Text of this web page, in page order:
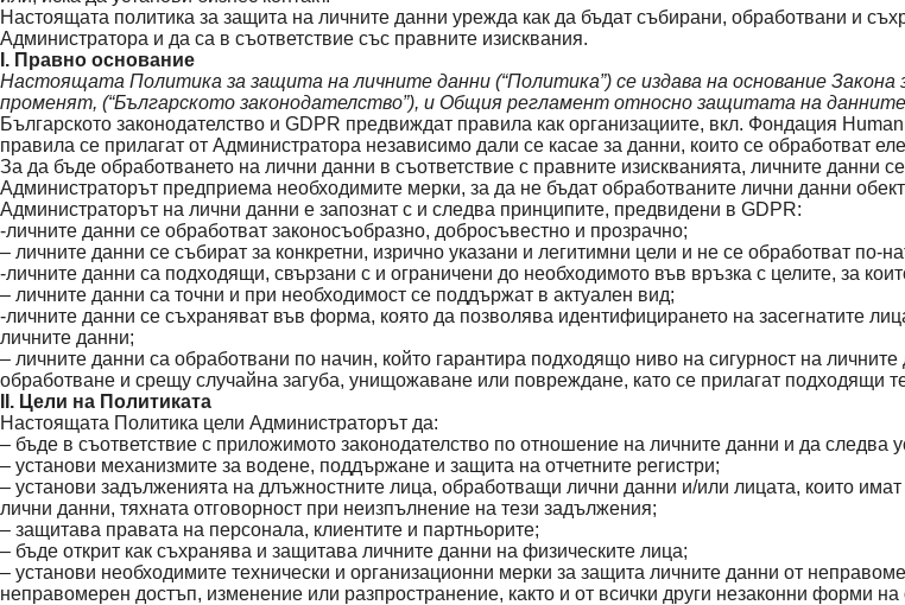
Настоящата политика за защита на личните данни урежда как да бъдат събирани, обработвани и
Администратора и да са в съответствие със правните изисквания.
I. Правно основание
Настоящата Политика за защита на личните данни (“Политика”) се издава на основание
променят, (“Българското законодателство”), и Общия регламент относно защитата на данните
Българското законодателство и GDPR предвиждат правила как организациите, вкл. Фондация
правила се прилагат от Администратора независимо дали се касае за данни, които се обработват
За да бъде обработването на лични данни в съответствие с правните изискванията, личните данни
Администраторът предприема необходимите мерки, за да не бъдат обработваните лични данни
Администраторът на лични данни е запознат с и следва принципите, предвидени в GDPR:
-личните данни се обработват законосъобразно, добросъвестно и прозрачно;
– личните данни се събират за конкретни, изрично указани и легитимни цели и не се обработват по-
-личните данни са подходящи, свързани с и ограничени до необходимото във връзка с целите, за
– личните данни са точни и при необходимост се поддържат в актуален вид;
-личните данни се съхраняват във форма, която да позволява идентифицирането на засегнатите
личните данни;
– личните данни са обработвани по начин, който гарантира подходящо ниво на сигурност на
обработване и срещу случайна загуба, унищожаване или повреждане, като се прилагат подходящи
II. Цели на Политиката
Настоящата Политика цели Администраторът да:
– бъде в съответствие с приложимото законодателство по отношение на личните данни и да следва
– установи механизмите за водене, поддържане и защита на отчетните регистри;
– установи задълженията на длъжностните лица, обработващи лични данни и/или лицата, които
лични данни, тяхната отговорност при неизпълнение на тези задължения;
– защитава правата на персонала, клиентите и партньорите;
– бъде открит как съхранява и защитава личните данни на физическите лица;
– установи необходимите технически и организационни мерки за защита личните данни от
неправомерен достъп, изменение или разпространение, както и от всички други незаконни форми